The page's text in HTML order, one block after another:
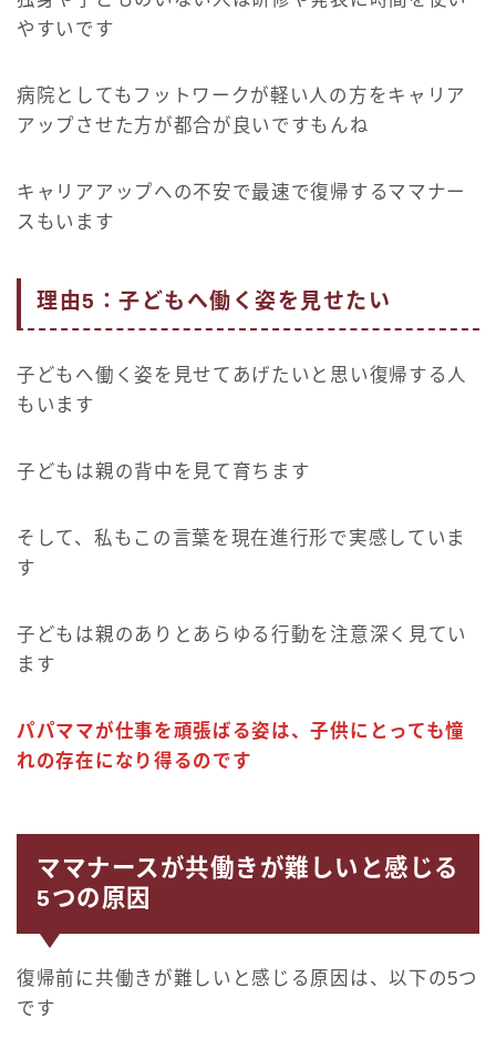
やすいです
病院としてもフットワークが軽い人の方をキャリア
アップさせた方が都合が良いですもんね
キャリアアップへの不安で最速で復帰するママナー
スもいます
理由5：子どもへ働く姿を見せたい
子どもへ働く姿を見せてあげたいと思い復帰する人
もいます
子どもは親の背中を見て育ちます
そして、私もこの言葉を現在進行形で実感していま
す
子どもは親のありとあらゆる行動を注意深く見てい
ます
パパママが仕事を頑張ばる姿は、子供にとっても憧
れの存在になり得るのです
ママナースが共働きが難しいと感じる
5つの原因
復帰前に共働きが難しいと感じる原因は、以下の5つ
です